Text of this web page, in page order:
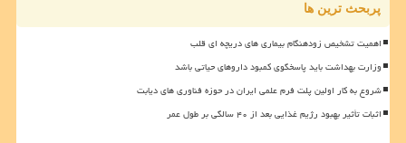
پربحث ترین ها
اهمیت تشخیص زودهنگام بیماری های دریچه ای قلب
وزارت بهداشت باید پاسخگوی کمبود داروهای حیاتی باشد
شروع به کار اولین پلت فرم علمی ایران در حوزه فناوری های دیابت
اثبات تأثیر بهبود رژیم غذایی بعد از ۴۰ سالگی بر طول عمر